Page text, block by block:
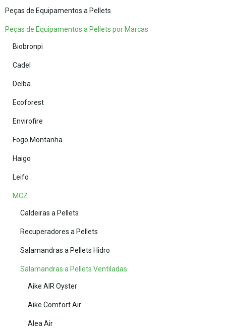
Peças de Equipamentos a Pellets
Peças de Equipamentos a Pellets por Marcas
Biobronpi
Cadel
Delba
Ecoforest
Envirofire
Fogo Montanha
Haigo
Leifo
MCZ
Caldeiras a Pellets
Recuperadores a Pellets
Salamandras a Pellets Hidro
Salamandras a Pellets Ventiladas
Aike AIR Oyster
Aike Comfort Air
Alea Air